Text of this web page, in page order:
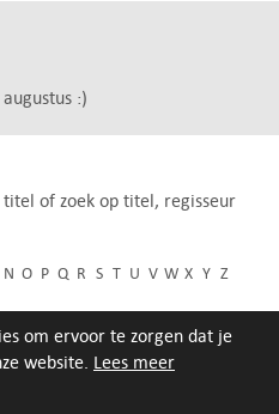
om ervoor te zorgen dat je
website. Lees meer
:)
of zoek op titel, regisseur
N O P Q R S T U V W X Y Z